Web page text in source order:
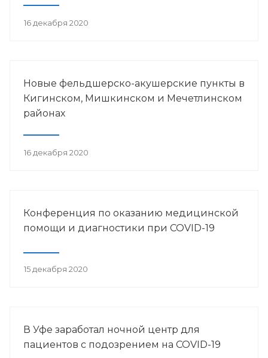
16 декабря 2020
Новые фельдшерско-акушерские пункты в
Кигинском, Мишкинском и Мечетлинском
районах
16 декабря 2020
Конференция по оказанию медицинской
помощи и диагностики при COVID-19
15 декабря 2020
В Уфе заработал ночной центр для
пациентов с подозрением на COVID-19